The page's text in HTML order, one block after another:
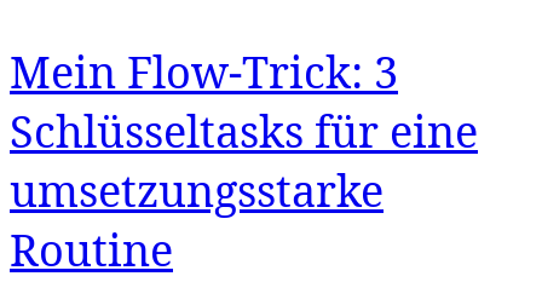
Mein Flow-Trick: 3
Schlüsseltasks für eine
umsetzungsstarke
Routine